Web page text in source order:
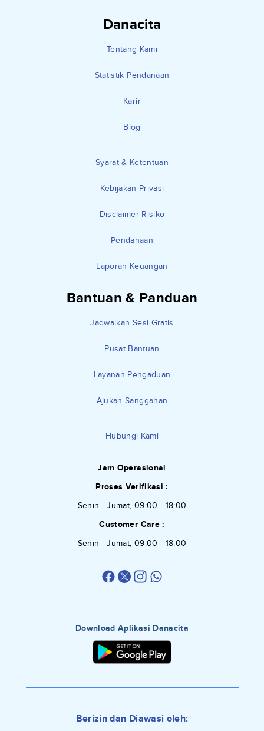
Danacita
Tentang Kami
Statistik Pendanaan
Karir
Blog
Syarat & Ketentuan
Kebijakan Privasi
Disclaimer Risiko
Pendanaan
Laporan Keuangan
Bantuan & Panduan
Jadwalkan Sesi Gratis
Pusat Bantuan
Layanan Pengaduan
Ajukan Sanggahan
Hubungi Kami
Jam Operasional
Proses Verifikasi :
Senin - Jumat, 09:00 - 18:00
Customer Care :
Senin - Jumat, 09:00 - 18:00
Download Aplikasi Danacita
Berizin dan Diawasi oleh: